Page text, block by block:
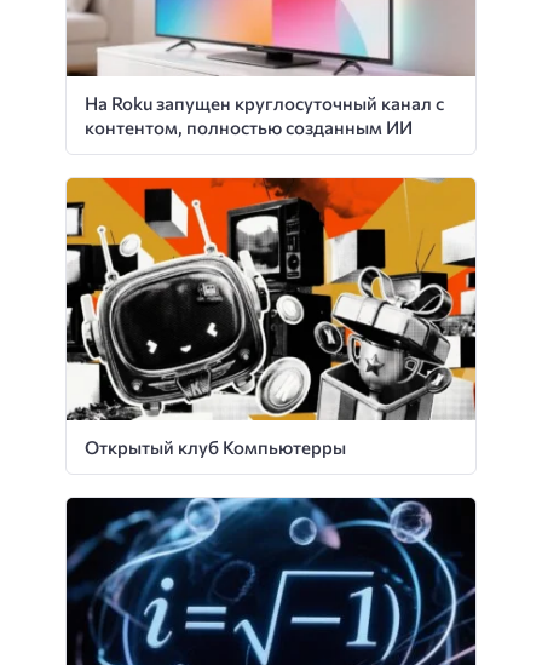
На Roku запущен круглосуточный канал с
контентом, полностью созданным ИИ
Открытый клуб Компьютерры